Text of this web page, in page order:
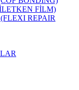
FİLM)
REPAIR